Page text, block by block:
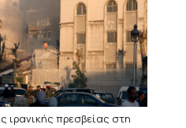
ιρανικής πρεσβείας στη